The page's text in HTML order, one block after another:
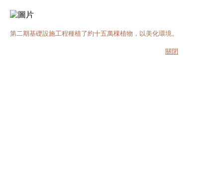
第二期基礎設施工程種植了約十五萬棵植物，以美化環境。
關閉